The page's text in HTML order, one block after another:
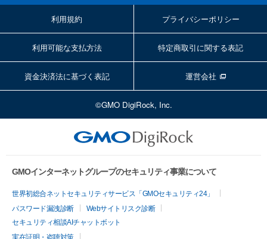
利用規約 プライバシーポリシー
利用可能な支払方法 特定商取引に関する表記
資金決済法に基づく表記 運営会社
©GMO DigiRock, Inc.
GMOインターネットグループのセキュリティ事業について
世界初総合ネットセキュリティサービス「GMOセキュリティ24」
パスワード漏洩診断
Webサイトリスク診断
セキュリティ相談AIチャットボット
実在証明・盗聴対策